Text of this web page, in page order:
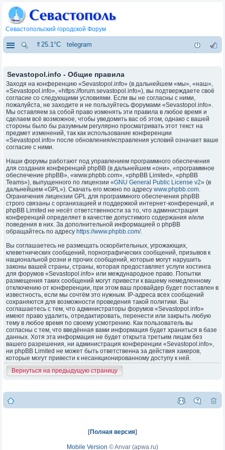
Севастопольский городской Форум
⇑25.1°C telegram
Sevastopol.info - Общие правила
Заходя на конференцию «Sevastopol.info» (в дальнейшем «мы», «наш»,
«Sevastopol.info», «https://forum.sevastopol.info»), вы подтверждаете своё
согласие со следующими условиями. Если вы не согласны с ними,
пожалуйста, не заходите и не пользуйтесь форумами «Sevastopol.info».
Мы оставляем за собой право изменять эти правила в любое время и
сделаем всё возможное, чтобы уведомить вас об этом, однако с вашей
стороны было бы разумным регулярно просматривать этот текст на
предмет изменений, так как использование конференции
«Sevastopol.info» после обновления/исправления условий означает ваше
согласие с ними.
Наши форумы работают под управлением программного обеспечения
для создания конференций phpBB (в дальнейшем «они», «программное
обеспечение phpBB», «www.phpbb.com», «phpBB Limited», «phpBB
Teams»), выпущенного по лицензии «GNU General Public License v2» (в
дальнейшем «GPL»). Скачать его можно по адресу www.phpbb.com.
Ограничения лицензии GPL для программного обеспечения phpBB
строго связаны с организацией и поддержкой интернет-конференций, и
phpBB Limited не несёт ответственности за то, что администрация
конференций определяет в качестве допустимого содержания и/или
поведения в них. За дополнительной информацией о phpBB
обращайтесь по адресу https://www.phpbb.com/.
Вы соглашаетесь не размещать оскорбительных, угрожающих,
клеветнических сообщений, порнографических сообщений, призывов к
национальной розни и прочих сообщений, которые могут нарушить
законы вашей страны, страны, которая предоставляет услуги хостинга
для форумов «Sevastopol.info» или международное право. Попытки
размещения таких сообщений могут привести к вашему немедленному
отключению от конференции, при этом ваш провайдер будет поставлен в
известность, если мы сочтём это нужным. IP-адреса всех сообщений
сохраняются для возможности проведения такой политики. Вы
соглашаетесь с тем, что администраторы форумов «Sevastopol.info»
имеют право удалить, отредактировать, перенести или закрыть любую
тему в любое время по своему усмотрению. Как пользователь вы
согласны с тем, что введённая вами информация будет храниться в базе
данных. Хотя эта информация не будет открыта третьим лицам без
вашего разрешения, ни администрация конференции «Sevastopol.info»,
ни phpBB Limited не может быть ответственна за действия хакеров,
которые могут привести к несанкционированному доступу к ней.
Вернуться на предыдущую страницу
[Полная версия]
Mobile Version ©Anvar (apwa.ru)